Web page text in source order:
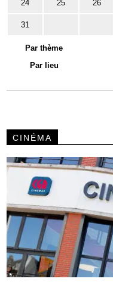
24 25 26
31
Par thème
Par lieu
CINÉMA